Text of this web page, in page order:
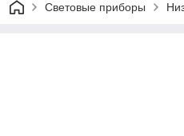
Световые приборы